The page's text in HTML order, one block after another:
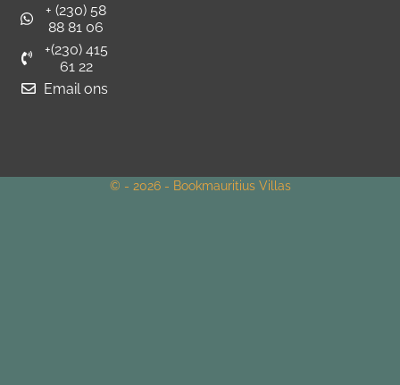
+ (230) 58
88 81 06
+(230) 415
61 22
Email ons
© - 2026 - Bookmauritius Villas